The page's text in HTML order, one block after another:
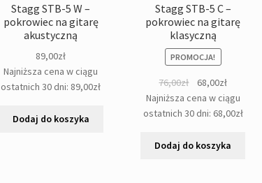
Stagg STB-5 W –
pokrowiec na gitarę
akustyczną
89,00zł
Najniższa cena w ciągu
ostatnich 30 dni: 89,00zł
Dodaj do koszyka
Stagg STB-5 C –
pokrowiec na gitarę
klasyczną
PROMOCJA!
76,00zł
Pierwotna
cena
wynosiła:
68,00złAktualna
cena
wynosi:
Najniższa cena w ciągu
ostatnich 30 dni: 68,00zł
Dodaj do koszyka